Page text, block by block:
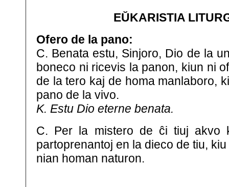
EŬKARISTIA
Ofero de la pano:
C. Benata estu, Sinjoro, Dio de la
boneco ni ricevis la panon, kiun ni
de la tero kaj de homa manlaboro,
pano de la vivo.
K. Estu Dio eterne benata.
C. Per la mistero de ĉi tiuj akvo
partoprenantoj en la dieco de tiu,
nian homan naturon.